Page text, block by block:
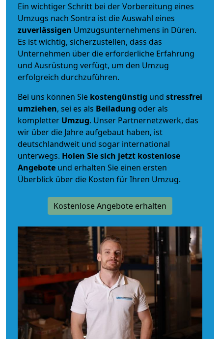
Ein wichtiger Schritt bei der Vorbereitung eines
Umzugs nach Sontra ist die Auswahl eines
zuverlässigen Umzugsunternehmens in Düren.
Es ist wichtig, sicherzustellen, dass das
Unternehmen über die erforderliche Erfahrung
und Ausrüstung verfügt, um den Umzug
erfolgreich durchzuführen.
Bei uns können Sie kostengünstig und stressfrei
umziehen, sei es als Beiladung oder als
kompletter Umzug. Unser Partnernetzwerk, das
wir über die Jahre aufgebaut haben, ist
deutschlandweit und sogar international
unterwegs. Holen Sie sich jetzt kostenlose
Angebote und erhalten Sie einen ersten
Überblick über die Kosten für Ihren Umzug.
Kostenlose Angebote erhalten